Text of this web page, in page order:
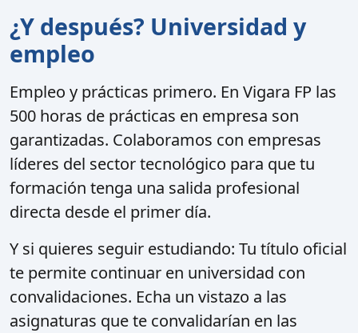
¿Y después? Universidad y
empleo
Empleo y prácticas primero. En Vigara FP las
500 horas de prácticas en empresa son
garantizadas. Colaboramos con empresas
líderes del sector tecnológico para que tu
formación tenga una salida profesional
directa desde el primer día.
Y si quieres seguir estudiando: Tu título oficial
te permite continuar en universidad con
convalidaciones. Echa un vistazo a las
asignaturas que te convalidarían en las